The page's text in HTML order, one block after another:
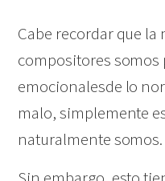
Cabe recordar que la
compositores
emocionalesde lo
malo, simplemente
naturalmente somos.